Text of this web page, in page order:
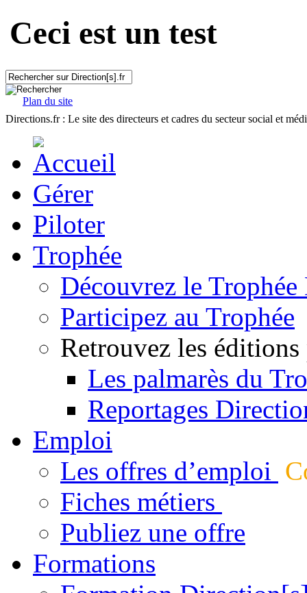
Ceci est un test
Plan du site
Directions.fr : Le site des directeurs et cadres du secteur social et
Gérer
Piloter
Trophée
Découvrez le
Participez au Trophée
Retrouvez les éditions
Les palmarès du
Reportages
Emploi
Les offres d’emploi
Fiches métiers
Publiez une offre
Formations